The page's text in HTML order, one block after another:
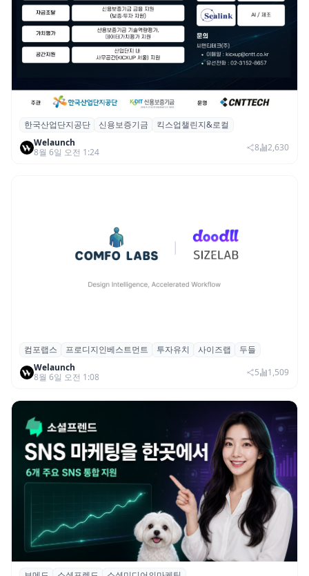
산단공·신보, 2026 ‘킥스업 챌린지&로컬’ 참
여 스타트업 모집
한국산업단지공단 신용보증기금
킥스업챌린지&로컬
Welaunch
8월 6일 오전 1:24
8 2,630
컴포랩스, 프로디지인베스트먼트로부터 시
드 투자 유치
컴포랩스 프로디지인베스트먼트 투자유치 사이즈랩
두들
Welaunch
8월 6일 오전 1:08
5 1,509